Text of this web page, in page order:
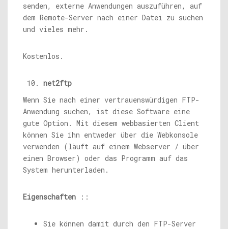
senden, externe Anwendungen auszuführen, auf
dem Remote-Server nach einer Datei zu suchen
und vieles mehr.
Kostenlos.
net2ftp
Wenn Sie nach einer vertrauenswürdigen FTP-
Anwendung suchen, ist diese Software eine
gute Option. Mit diesem webbasierten Client
können Sie ihn entweder über die Webkonsole
verwenden (läuft auf einem Webserver / über
einen Browser) oder das Programm auf das
System herunterladen.
Eigenschaften ::
Sie können damit durch den FTP-Server